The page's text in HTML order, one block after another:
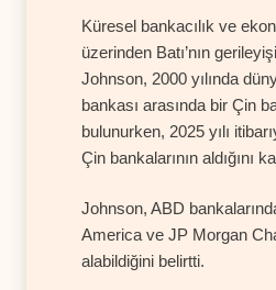
Küresel bankacılık ve
üzerinden Batı’nın
Johnson, 2000 yılında
bankası arasında bir Çin
bulunurken, 2025 yılı
Çin bankalarının aldığını
Johnson, ABD
America ve JP Morgan
alabildiğini belirtti.